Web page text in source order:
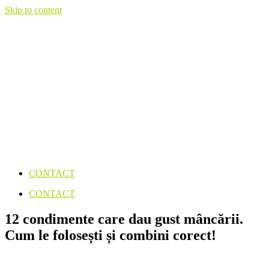
Skip to content
CONTACT
CONTACT
12 condimente care dau gust mâncării.
Cum le folosești și combini corect!